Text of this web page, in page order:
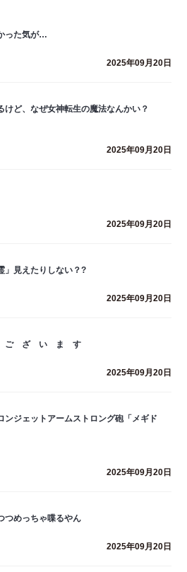
った気が…
2025年09月20日
けど、なぜ女神転生の魔法なんかい？
2025年09月20日
2025年09月20日
」見えたりしない？?
2025年09月20日
ざ い ま す
2025年09月20日
ンジェットアームストロング砲「メギド
2025年09月20日
つめっちゃ喋るやん
2025年09月20日